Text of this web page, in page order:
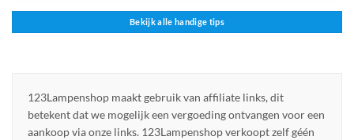
Bekijk alle handige tips
123Lampenshop maakt gebruik van affiliate links, dit
betekent dat we mogelijk een vergoeding ontvangen voor een
aankoop via onze links. 123Lampenshop verkoopt zelf géén